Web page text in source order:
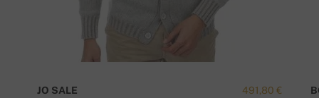
491,80 €
JO SALE